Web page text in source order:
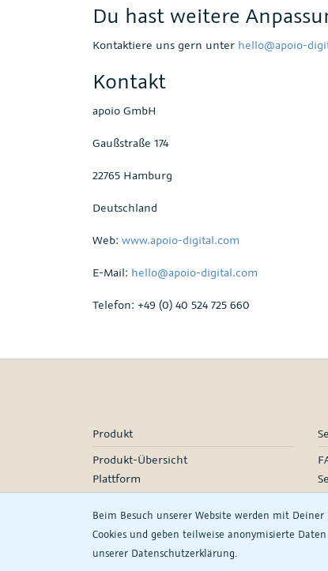
Beim Besuch unserer Website werden mit
Cookies und geben teilweise anonymisierte
unserer Daten­schutz­erklärung.
Du hast weitere
Kontaktiere uns gern unter hello@apoio-
Kontakt
apoio GmbH
Gaußstraße 174
22765 Hamburg
Deutschland
Web: www.apoio-digital.com
E-Mail: hello@apoio-digital.com
Telefon: +49 (0) 40 524 725 660
Produkt
Produkt-Übersicht
Plattform
Marktplatzanbindungen
Preise